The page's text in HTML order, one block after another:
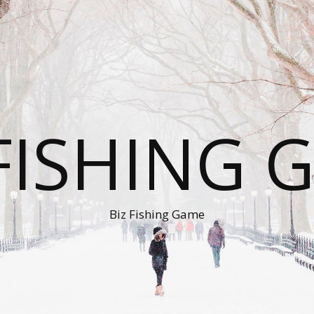
Biz Fishing Game